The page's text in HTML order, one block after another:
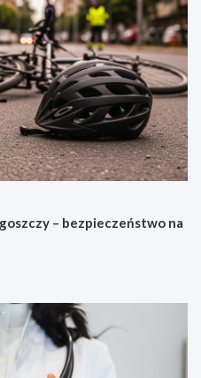
– bezpieczeństwo na